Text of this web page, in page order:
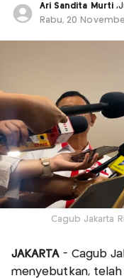
Ari Sandita Murti ,
Rabu, 20
Cagub Jakarta
JAKARTA - Cagub
menyebutkan, telah